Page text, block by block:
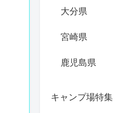
大分県
宮崎県
鹿児島県
キャンプ場特集